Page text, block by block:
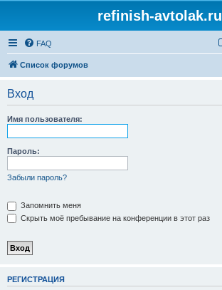
refinish-avtolak.ru
FAQ
Список форумов
Вход
Имя пользователя:
Пароль:
Забыли пароль?
Запомнить меня
Скрыть моё пребывание на конференции в этот раз
РЕГИСТРАЦИЯ